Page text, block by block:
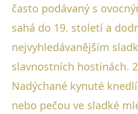
často podávaný s
sahá do 19. století a
nejvyhledávanějším
slavnostních hostinách.
Nadýchané kynuté
nebo pečou ve sladké